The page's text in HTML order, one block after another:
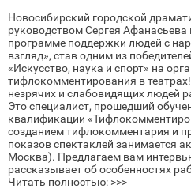
Новосибирский городской
руководством Сергея
программе поддержки людей с
взгляд», став одним из
«Искусство, наука и спорт» на
тифлокомментирования в
незрячих и слабовидящих людей
Это специалист, прошедший
квалификации
созданием тифлокомментария и
показов спектаклей занимается
Москва). Предлагаем вам
рассказывает об особенностях
Читать полностью: >>>